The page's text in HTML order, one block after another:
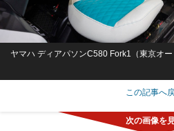
ヤマハ ディアパソンC580 Fork1（東京オ
この記事へ